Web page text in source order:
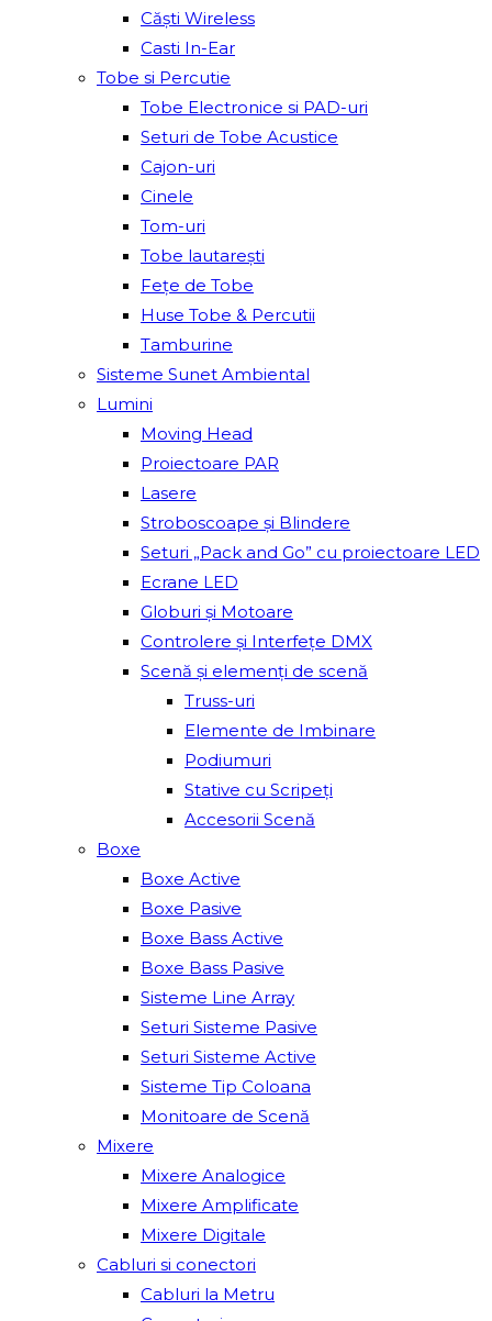
Căști Wireless
Casti In-Ear
Tobe si Percutie
Tobe Electronice si PAD-uri
Seturi de Tobe Acustice
Cajon-uri
Cinele
Tom-uri
Tobe lautareşti
Fețe de Tobe
Huse Tobe & Percutii
Tamburine
Sisteme Sunet Ambiental
Lumini
Moving Head
Proiectoare PAR
Lasere
Stroboscoape și Blindere
Seturi „Pack and Go” cu proiectoare LED
Ecrane LED
Globuri și Motoare
Controlere și Interfețe DMX
Scenă și elemenți de scenă
Truss-uri
Elemente de Imbinare
Podiumuri
Stative cu Scripeți
Accesorii Scenă
Boxe
Boxe Active
Boxe Pasive
Boxe Bass Active
Boxe Bass Pasive
Sisteme Line Array
Seturi Sisteme Pasive
Seturi Sisteme Active
Sisteme Tip Coloana
Monitoare de Scenă
Mixere
Mixere Analogice
Mixere Amplificate
Mixere Digitale
Cabluri si conectori
Cabluri la Metru